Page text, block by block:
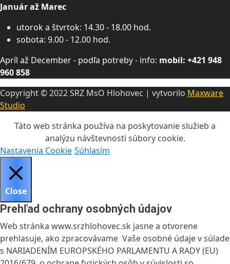
Január až Marec
utorok a štvrtok: 14.30 - 18.00 hod.
sobota: 9.00 - 12.00 hod.
Apríl až December - podľa potreby - info: mobil: +421 948
960 858
Copyright © 2022 SRZ MsO Hlohovec | vytvorilo Maxware
Studio
Táto web stránka používa na poskytovanie služieb a
analýzu návštevnosti súbory cookie.
Nastavenia Cookie Súhlasím
Close
Prehľad ochrany osobných údajov
Web stránka www.srzhlohovec.sk jasne a otvorene
prehlasuje, ako zpracovávame Vaše osobné údaje v súlade
s NARIADENÍM EUROPSKÉHO PARLAMENTU A RADY (EU)